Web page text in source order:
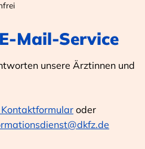
Mail-Service
unsere Ärztinnen und
oder